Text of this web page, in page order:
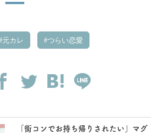
元カレ つらい恋愛
「街コンでお持ち帰りされたい」マグ